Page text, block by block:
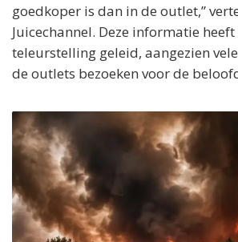
goedkoper is dan in de outlet,”
Juicechannel. Deze informatie
teleurstelling geleid, aangezien
de outlets bezoeken voor de